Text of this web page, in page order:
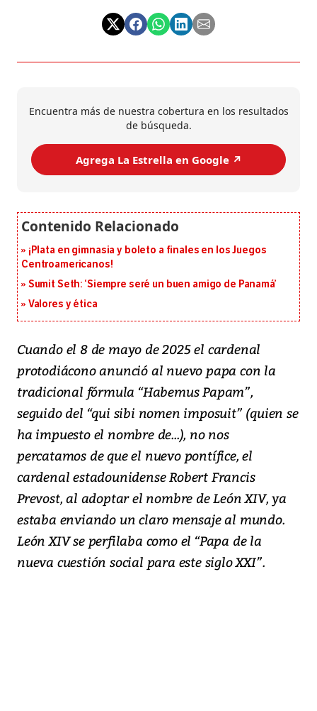
Encuentra más de nuestra cobertura en los resultados
de búsqueda.
Agrega La Estrella en Google ↗️
¡Plata en gimnasia y boleto a finales en los Juegos
Centroamericanos!
Sumit Seth: ‘Siempre seré un buen amigo de Panamá’
Valores y ética
Cuando el 8 de mayo de 2025 el cardenal
protodiácono anunció al nuevo papa con la
tradicional fórmula “Habemus Papam”,
seguido del “qui sibi nomen imposuit” (quien se
ha impuesto el nombre de...), no nos
percatamos de que el nuevo pontífice, el
cardenal estadounidense Robert Francis
Prevost, al adoptar el nombre de León XIV, ya
estaba enviando un claro mensaje al mundo.
León XIV se perfilaba como el “Papa de la
nueva cuestión social para este siglo XXI”.